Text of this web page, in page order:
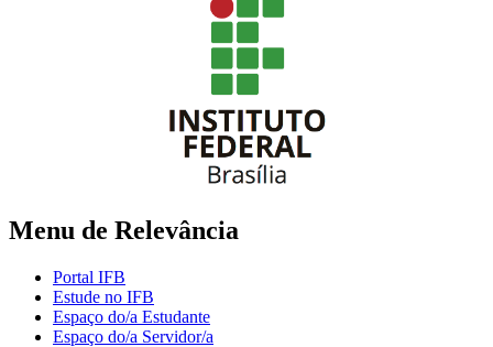
Menu de Relevância
Portal IFB
Estude no IFB
Espaço do/a Estudante
Espaço do/a Servidor/a